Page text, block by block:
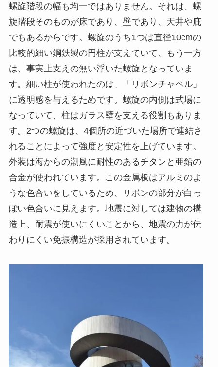
螺旋階段の幅も均一ではありません。それは、螺
旋階段そのものが床であり、壁であり、天井や庇
でもあるからです。螺旋のうち1つは直径10cmの
比較的細い鋼鉄製の円柱が支えていて、もう一方
は、事実上支えの無い浮いた螺旋となっていま
す。細い柱が使われたのは、「リボンチャペル」
に透明感を与えるためです。螺旋の内側は式場に
なっていて、柱はガラス壁を支える役割もありま
す。2つの螺旋は、4個所の近づいた場所で連結さ
れることによって強度と安定性を上げています。
外装は海からの潮風に耐性のあるチタンと亜鉛の
合金が使われています。この金属板はアルミのよ
うな色合いをしているため、リボンの部分が白っ
ぽい色合いに見えます。地震に対しては建物の構
造上、耐震が使いにくいことから、地震の力が伝
わりにくい免振構造が採用されています。